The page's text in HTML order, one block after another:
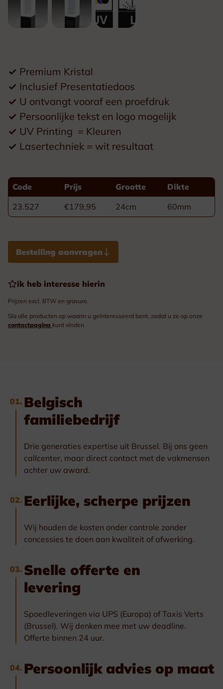
✓ Premium Kristal
✓ Inclusief Presentatiedoos
✓ U ontvangt vooraf een proefdruk
✓ Persoonlijke tekst en logo mogelijk
✓ UV Printing = Kleuren
✓ Lasertechniek = wit resultaat
Code Prijs Grootte
Dikte
23.527
€179,95 24cm 60mm
Prijzen excl. BTW en gravure.
Sla alle producten op waarin u geïnteresseerd bent, zodat u ze op onze
contactpagina kunt vinden
Bestelling aanvragen
ik heb interesse hierin
01. Belgisch
familiebedrijf
Drie generaties expertise uit Brussel. Bij ons geen
callcenter, maar direct contact met de vakmensen
achter uw award.
02. Eerlijke, scherpe prijzen
Wij houden de kosten onder controle zonder
concessies te doen aan kwaliteit of afwerking.
03. Snelle offerte en
levering
Spoedleveringen via UPS (Europa) of Taxis Verts
(Brussel). Wij denken mee met uw deadline.
Offerte binnen 24 uur.
04. Persoonlijk advies op maat